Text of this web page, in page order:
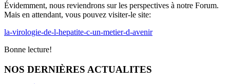
Évidemment, nous reviendrons sur les perspectives à notre Forum.
Mais en attendant, vous pouvez visiter-le site:
la-virologie-de-l-hepatite-c-un-metier-d-avenir
Bonne lecture!
NOS DERNIÈRES ACTUALITES